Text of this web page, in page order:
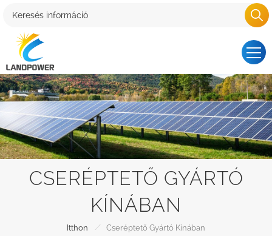
CSERÉPTETŐ GYÁRTÓ
KÍNÁBAN
Itthon / Cseréptető Gyártó Kínában